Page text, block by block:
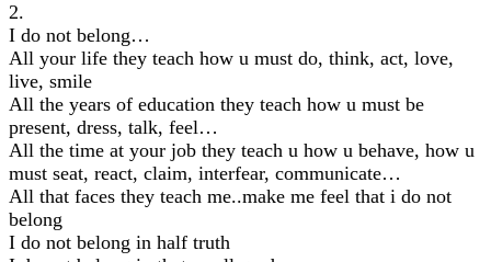
2.
Ι do not belong…
All your life they teach how u must do, think, act, love,
live, smile
All the years of education they teach how u must be
present, dress, talk, feel…
All the time at your job they teach u how u behave, how u
must seat, react, claim, interfear, communicate…
All that faces they teach me..make me feel that i do not
belong
I do not belong in half truth